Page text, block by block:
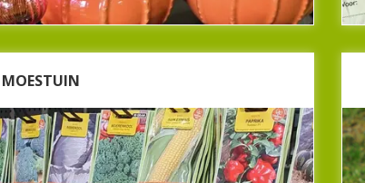
MOESTUIN
Niets leuker dan groenten en fruit kweken in eigen
tuin! Bij Beeker Tuincentrum hebben we volop zaden
voor de groentetuin. Kom langs voor boerenkool,
rode kool, tomaten, aardbeien, suikermais, pepers,